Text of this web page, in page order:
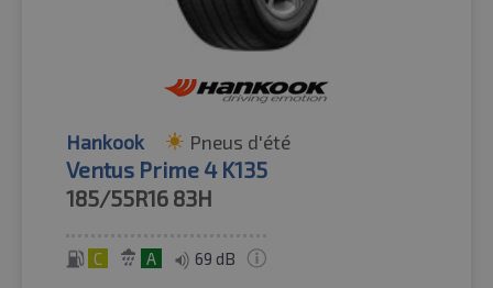
Hankook Pneus d'été
Ventus Prime 4 K135
185/55R16 83H
C A 69 dB